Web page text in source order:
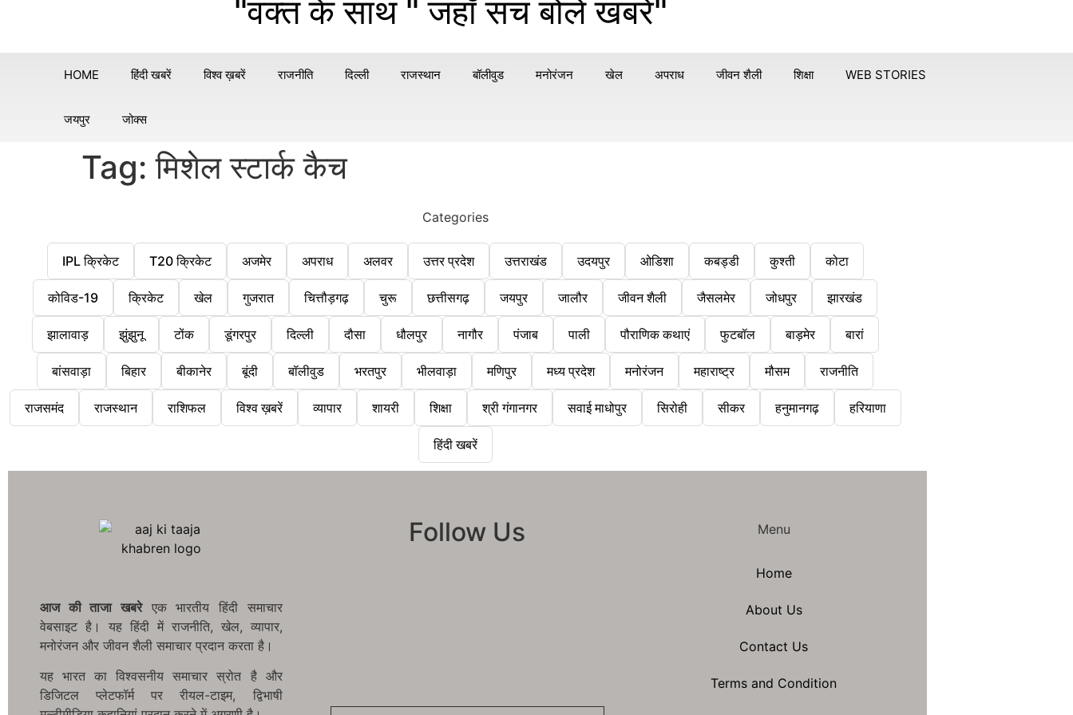
"वक्त के साथ " जहाँ सच बोले खबरें"
HOME हिंदी खबरें विश्व ख़बरें राजनीति दिल्ली राजस्थान बॉलीवुड मनोरंजन खेल अपराध जीवन शैली शिक्षा WEB STORIES
जयपुर जोक्स
Tag:मिशेल स्टार्क कैच
Categories
IPL क्रिकेट T20 क्रिकेट अजमेर अपराध अलवर उत्तर प्रदेश उत्तराखंड उदयपुर ओडिशा कबड्डी कुश्ती कोटा
कोविड-19 क्रिकेट खेल गुजरात चित्तौड़गढ़ चुरू छत्तीसगढ़ जयपुर जालौर जीवन शैली जैसलमेर जोधपुर झारखंड
झालावाड़ झुंझुनू टोंक डूंगरपुर दिल्ली दौसा धौलपुर नागौर पंजाब पाली पौराणिक कथाएं फुटबॉल बाड़मेर बारां
बांसवाड़ा बिहार बीकानेर बूंदी बॉलीवुड भरतपुर भीलवाड़ा मणिपुर मध्य प्रदेश मनोरंजन महाराष्ट्र मौसम राजनीति
राजसमंद राजस्थान राशिफल विश्व ख़बरें व्यापार शायरी शिक्षा श्री गंगानगर सवाई माधोपुर सिरोही सीकर हनुमानगढ़ हरियाणा
हिंदी खबरें
आज की ताजा खबरेएक भारतीय हिंदी समाचार
वेबसाइट है। यह हिंदी में राजनीति, खेल, व्यापार,
मनोरंजन और जीवन शैली समाचार प्रदान करता है।
यह भारत का विश्वसनीय समाचार स्रोत है और
डिजिटल प्लेटफॉर्म पर रीयल-टाइम, द्विभाषी
Follow Us Menu
Home
About Us
Contact Us
Terms and Condition